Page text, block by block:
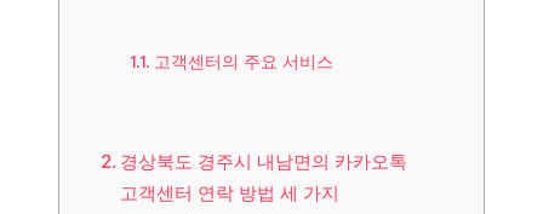
고객센터의 주요 서비스
경상북도 경주시 내남면의 카카오톡
고객센터 연락 방법 세 가지